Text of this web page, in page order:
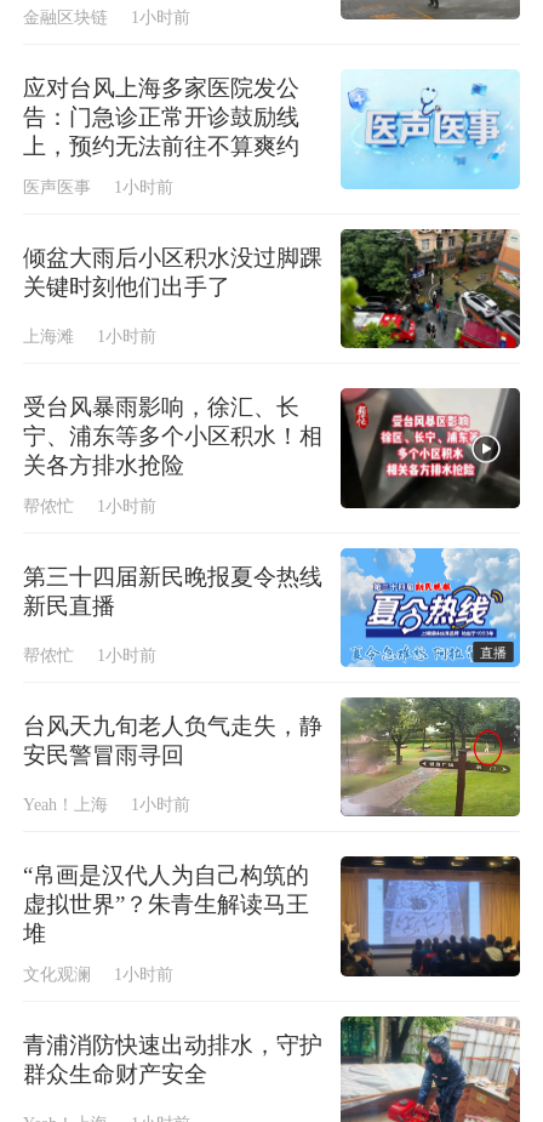
金融区块链 1小时前
应对台风上海多家医院发公
告：门急诊正常开诊鼓励线
上，预约无法前往不算爽约
医声医事 1小时前
倾盆大雨后小区积水没过脚踝
关键时刻他们出手了
上海滩 1小时前
受台风暴雨影响，徐汇、长
宁、浦东等多个小区积水！相
关各方排水抢险
帮侬忙 1小时前
第三十四届新民晚报夏令热线
新民直播
帮侬忙 1小时前 直播
台风天九旬老人负气走失，静
安民警冒雨寻回
Yeah！上海 1小时前
“帛画是汉代人为自己构筑的
虚拟世界”？朱青生解读马王
堆
文化观澜 1小时前
青浦消防快速出动排水，守护
群众生命财产安全